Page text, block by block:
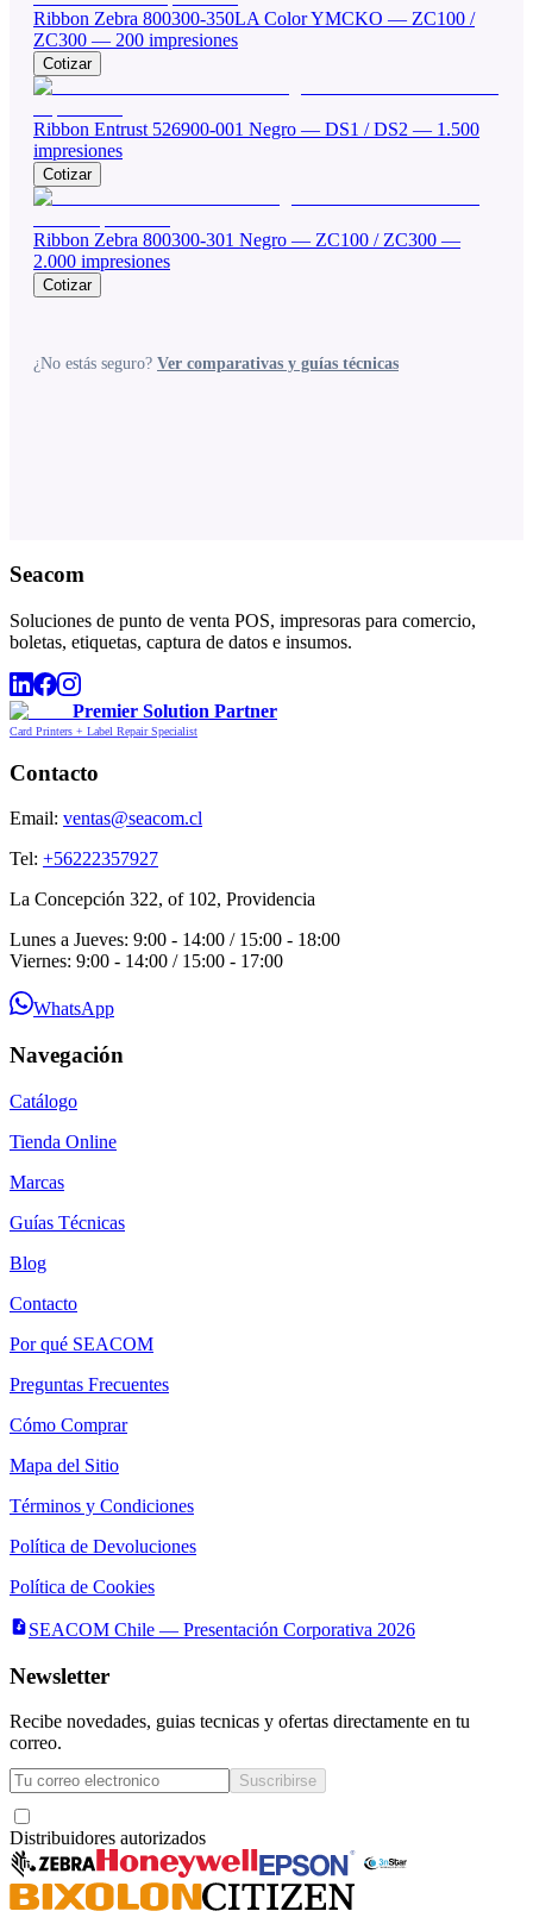
Ribbon Zebra 800300-350LA Color YMCKO — ZC100 /
ZC300 — 200 impresiones
Cotizar
Ribbon Entrust 526900-001 Negro — DS1 / DS2 — 1.500
impresiones
Cotizar
Ribbon Zebra 800300-301 Negro — ZC100 / ZC300 —
2.000 impresiones
Cotizar
¿No estás seguro? Ver comparativas y guías técnicas
Seacom
Soluciones de punto de venta POS, impresoras para comercio,
boletas, etiquetas, captura de datos e insumos.
Premier Solution Partner
Card Printers + Label Repair Specialist
Contacto
Email: ventas@seacom.cl
Tel: +56222357927
La Concepción 322, of 102, Providencia
Lunes a Jueves: 9:00 - 14:00 / 15:00 - 18:00
Viernes: 9:00 - 14:00 / 15:00 - 17:00
WhatsApp
Navegación
Catálogo
Tienda Online
Marcas
Guías Técnicas
Blog
Contacto
Por qué SEACOM
Preguntas Frecuentes
Cómo Comprar
Mapa del Sitio
Términos y Condiciones
Política de Devoluciones
Política de Cookies
SEACOM Chile — Presentación Corporativa 2026
Newsletter
Recibe novedades, guias tecnicas y ofertas directamente en tu
correo.
Suscribirse
Distribuidores autorizados